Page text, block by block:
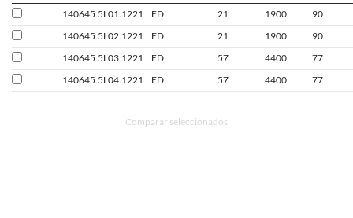
140645.5L01.1221 ED 21 1900
90
140645.5L02.1221
ED 21 1900
90
140645.5L03.1221
ED 57 4400
77
140645.5L04.1221
ED 57 4400 77
Comparar seleccionados